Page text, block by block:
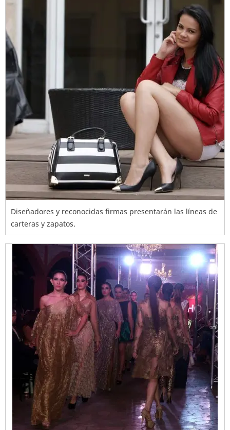
Diseñadores y reconocidas firmas presentarán las líneas de
carteras y zapatos.